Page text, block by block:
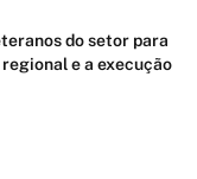
do setor para
e a execução